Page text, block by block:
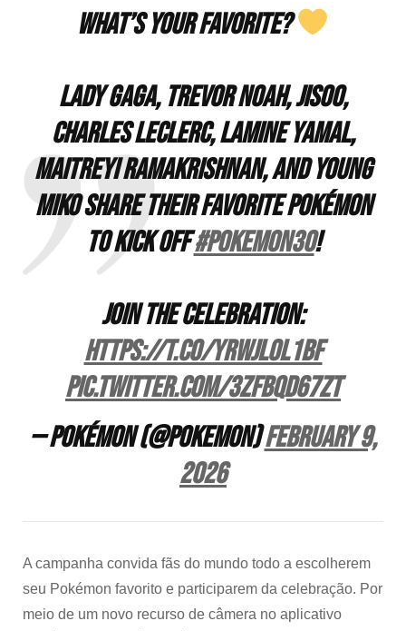
What’s Your Favorite?
Lady Gaga, Trevor Noah, Jisoo,
Charles Leclerc, Lamine Yamal,
Maitreyi Ramakrishnan, and Young
Miko share their favorite Pokémon
to kick off#Pokemon30!
Join the celebration:
https://t.co/YRWJlOl1bF
pic.twitter.com/3ZFbQD67zT
— Pokémon (@Pokemon)February 9,
2026
A campanha convida fãs do mundo todo a escolherem
seu Pokémon favorito e participarem da celebração. Por
meio de um novo recurso de câmera no aplicativo